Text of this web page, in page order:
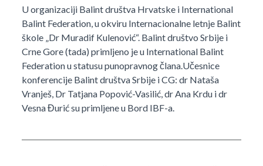
U organizaciji Balint društva Hrvatske i International
Balint Federation, u okviru Internacionalne letnje Balint
škole „Dr Muradif Kulenović“. Balint društvo Srbije i
Crne Gore (tada) primljeno je u International Balint
Federation u statusu punopravnog člana.Učesnice
konferencije Balint društva Srbije i CG: dr Nataša
Vranješ, Dr Tatjana Popović-Vasilić, dr Ana Krdu i dr
Vesna Đurić su primljene u Bord IBF-a.